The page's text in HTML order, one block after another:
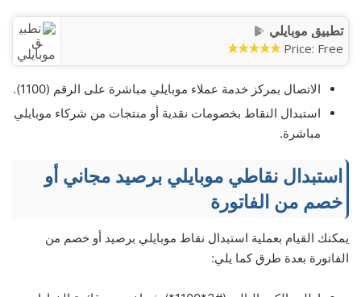
تطبيق موبايلي
Price: Free
الاتصال بمركز خدمة عملاء موبايلي مباشرة على الرقم (1100).
استبدال النقاط بخصومات نقدية أو منتجات من شركاء موبايلي
مباشرة.
استبدال نقاطي موبايلي برصيد مجاني أو
خصم من الفاتورة
يمكنك القيام بعملية استبدال نقاط موبايلي برصيد أو خصم من
الفاتورة بعدة طرق كما يلي: